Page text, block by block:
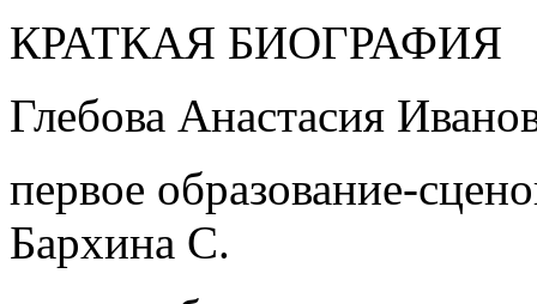
КРАТКАЯ БИОГРАФИЯ
Глебова Анастасия
первое образование-
Бархина С.